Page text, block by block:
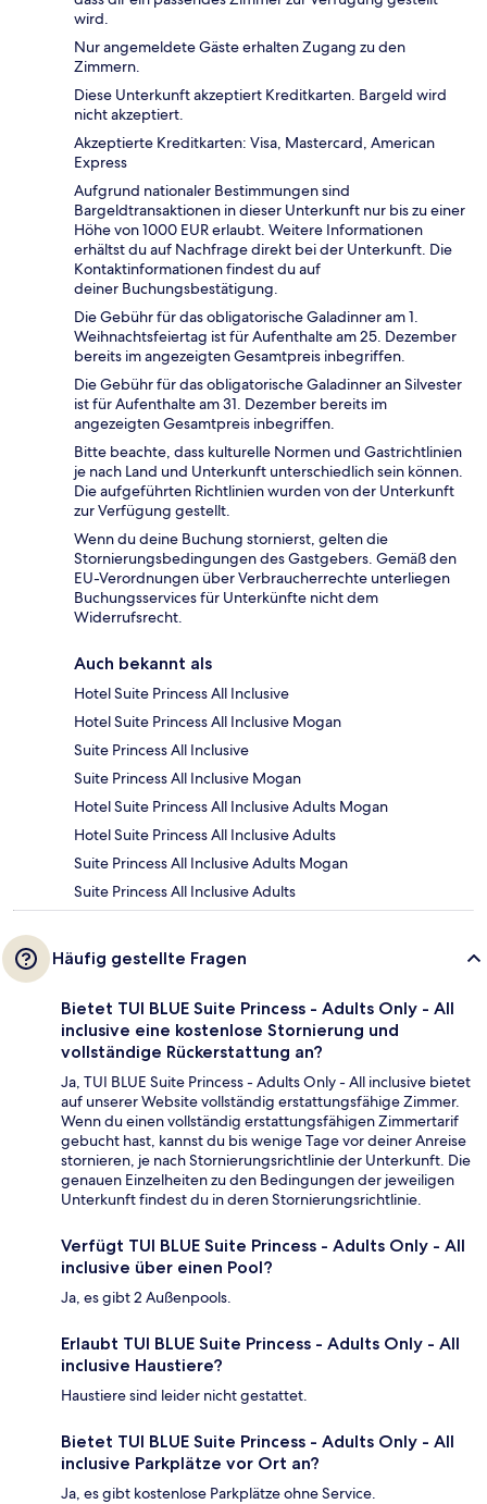
wird.
Nur angemeldete Gäste erhalten Zugang zu den
Zimmern.
Diese Unterkunft akzeptiert Kreditkarten. Bargeld wird
nicht akzeptiert.
Akzeptierte Kreditkarten: Visa, Mastercard, American
Express
Aufgrund nationaler Bestimmungen sind
Bargeldtransaktionen in dieser Unterkunft nur bis zu einer
Höhe von 1000 EUR erlaubt. Weitere Informationen
erhältst du auf Nachfrage direkt bei der Unterkunft. Die
Kontaktinformationen findest du auf
deiner Buchungsbestätigung.
Die Gebühr für das obligatorische Galadinner am 1.
Weihnachtsfeiertag ist für Aufenthalte am 25. Dezember
bereits im angezeigten Gesamtpreis inbegriffen.
Die Gebühr für das obligatorische Galadinner an Silvester
ist für Aufenthalte am 31. Dezember bereits im
angezeigten Gesamtpreis inbegriffen.
Bitte beachte, dass kulturelle Normen und Gastrichtlinien
je nach Land und Unterkunft unterschiedlich sein können.
Die aufgeführten Richtlinien wurden von der Unterkunft
zur Verfügung gestellt.
Wenn du deine Buchung stornierst, gelten die
Stornierungsbedingungen des Gastgebers. Gemäß den
EU-Verordnungen über Verbraucherrechte unterliegen
Buchungsservices für Unterkünfte nicht dem
Widerrufsrecht.
Auch bekannt als
Hotel Suite Princess All Inclusive
Hotel Suite Princess All Inclusive Mogan
Suite Princess All Inclusive
Suite Princess All Inclusive Mogan
Hotel Suite Princess All Inclusive Adults Mogan
Hotel Suite Princess All Inclusive Adults
Suite Princess All Inclusive Adults Mogan
Suite Princess All Inclusive Adults
Häufig gestellte Fragen
Bietet TUI BLUE Suite Princess - Adults Only - All
inclusive eine kostenlose Stornierung und
vollständige Rückerstattung an?
Ja, TUI BLUE Suite Princess - Adults Only - All inclusive bietet
auf unserer Website vollständig erstattungsfähige Zimmer.
Wenn du einen vollständig erstattungsfähigen Zimmertarif
gebucht hast, kannst du bis wenige Tage vor deiner Anreise
stornieren, je nach Stornierungsrichtlinie der Unterkunft. Die
genauen Einzelheiten zu den Bedingungen der jeweiligen
Unterkunft findest du in deren Stornierungsrichtlinie.
Verfügt TUI BLUE Suite Princess - Adults Only - All
inclusive über einen Pool?
Ja, es gibt 2 Außenpools.
Erlaubt TUI BLUE Suite Princess - Adults Only - All
inclusive Haustiere?
Haustiere sind leider nicht gestattet.
Bietet TUI BLUE Suite Princess - Adults Only - All
inclusive Parkplätze vor Ort an?
Ja, es gibt kostenlose Parkplätze ohne Service.